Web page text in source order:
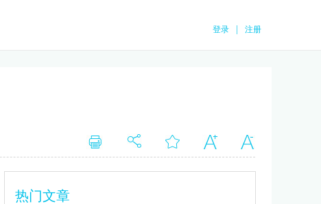
登录 注册
热门文章